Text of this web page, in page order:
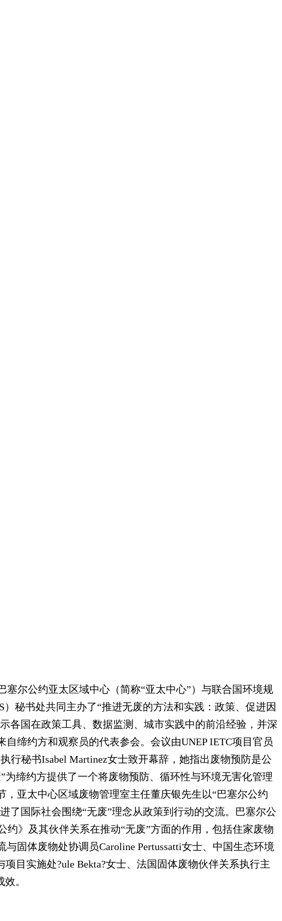
塞尔公约亚太区域中心（简称“亚太中心”）与联合国环境规
）秘书处共同主办了“推进无废的方法和实践：政策、促进因
各国在政策工具、数据监测、城市实践中的前沿经验，并深
缔约方和观察员的代表参会。会议由UNEP IETC项目官员
行秘书Isabel Martinez女士致开幕辞，她指出废物预防是公
缔约方提供了一个将废物预防、循环性与环境无害化管理
亚太中心区域废物管理室主任董庆银先生以“巴塞尔公约
了国际社会围绕“无废”理念从政策到行动的交流。巴塞尔公
》及其伙伴关系在推动“无废”方面的作用，包括住家废物
固体废物处协调员Caroline Pertussatti女士、中国生态环境
目实施处?ule Bekta?女士、法国固体废物伙伴关系执行主
效。